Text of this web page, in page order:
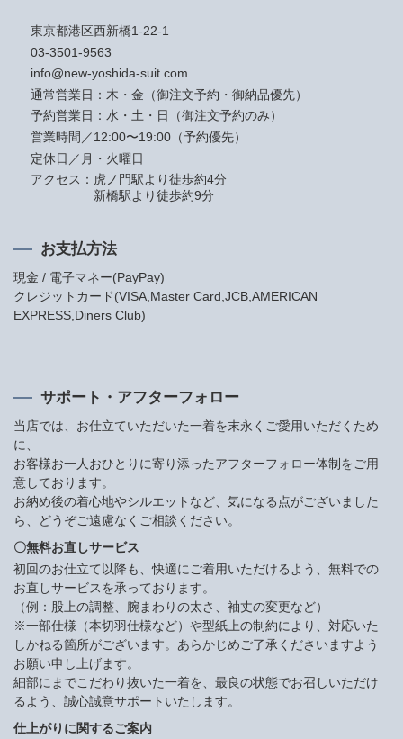
東京都港区西新橋1-22-1
03-3501-9563
info@new-yoshida-suit.com
通常営業日：木・金（御注文予約・御納品優先）
予約営業日：水・土・日（御注文予約のみ）
営業時間／12:00〜19:00（予約優先）
定休日／月・火曜日
アクセス： 虎ノ門駅より徒歩約4分
新橋駅より徒歩約9分
お支払方法
現金 / 電子マネー(PayPay)
クレジットカード(VISA,Master Card,JCB,AMERICAN
EXPRESS,Diners Club)
サポート・アフターフォロー
当店では、お仕立ていただいた一着を末永くご愛用いただくため
に、
お客様お一人おひとりに寄り添ったアフターフォロー体制をご用
意しております。
お納め後の着心地やシルエットなど、気になる点がございました
ら、どうぞご遠慮なくご相談ください。
〇無料お直しサービス
初回のお仕立て以降も、快適にご着用いただけるよう、無料での
お直しサービスを承っております。
（例：股上の調整、腕まわりの太さ、袖丈の変更など）
※一部仕様（本切羽仕様など）や型紙上の制約により、対応いた
しかねる箇所がございます。あらかじめご了承くださいますよう
お願い申し上げます。
細部にまでこだわり抜いた一着を、最良の状態でお召しいただけ
るよう、誠心誠意サポートいたします。
仕上がりに関するご案内